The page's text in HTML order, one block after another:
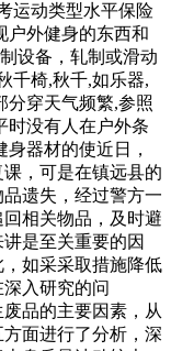
运动类型水平保险
户外健身的东西和
设备，轧制或滑动
千椅,秋千,如乐器,
分穿天气频繁,参照
时没有人在户外条
器材的使近日，
，可是在镇远县的
遗失，经过警方一
相关物品，及时避
是至关重要的因
如采采取措施降低
入研究的问
的主要因素，从
面进行了分析，深